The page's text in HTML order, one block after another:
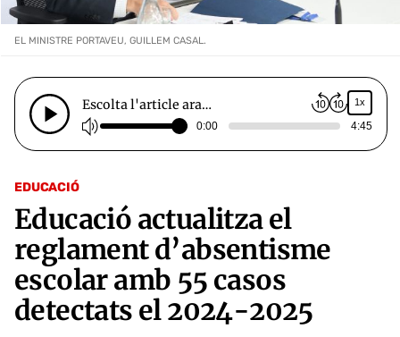
EDUCACIÓ
Educació actualitza el
reglament d’absentisme
escolar amb 55 casos
detectats el 2024-2025
EL MINISTRE PORTAVEU, GUILLEM CASAL.
Escolta l'article ara… 1x
0:00 4:45